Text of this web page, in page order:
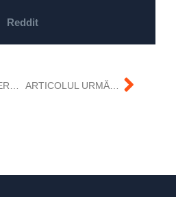
Reddit
ARTICOLUL URMĂTOR